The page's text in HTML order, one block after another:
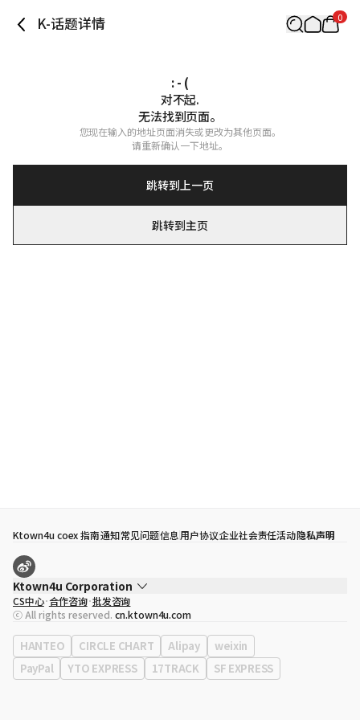
K-话题详情 0
: - (
对不起.
无法找到页面。
您现在输入的地址页面消失或更改为其他页面。
请重新确认一下地址。
跳转到上一页
跳转到主页
Ktown4u coex 指南通知常见问题信息用户协议企业社会责任活动隐私声明
Ktown4u Corporation
代表
宋効珉
营业执照 120-87-71116
公司地址 首尔特别市 江南区 岭东大路 513号 3楼 （三成洞， coex)
CS中心 合作咨询 批发咨询
ⓒ All rights reserved. cn.ktown4u.com
HANTEO CIRCLE CHART Alipay
weixin
PayPal
YTO EXPRESS 17TRACK SF EXPRESS